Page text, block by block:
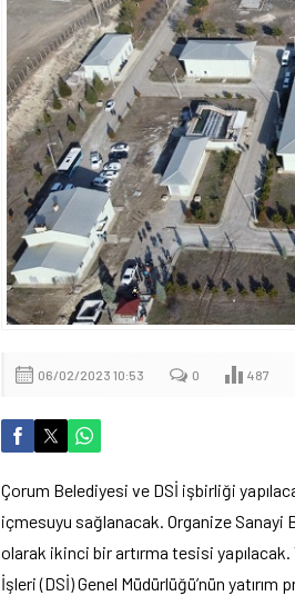
06/02/2023 10:53 0 487
Çorum Belediyesi ve DSİ işbirliği
içmesuyu sağlanacak. Organize Sanayi
olarak ikinci bir artırma tesisi
İşleri (DSİ) Genel Müdürlüğü’nün